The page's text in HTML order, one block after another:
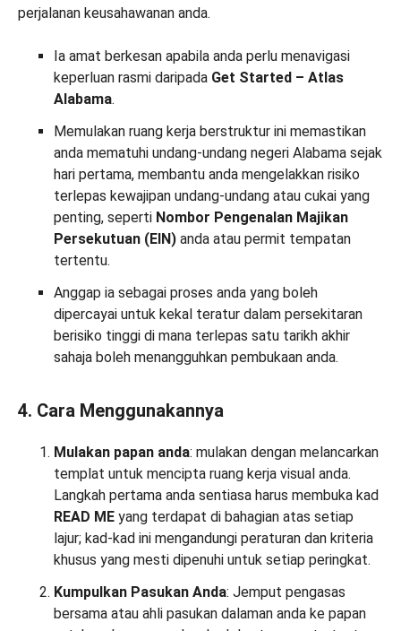
perjalanan keusahawanan anda.
Ia amat berkesan apabila anda perlu menavigasi
keperluan rasmi daripada Get Started – Atlas
Alabama.
Memulakan ruang kerja berstruktur ini memastikan
anda mematuhi undang-undang negeri Alabama sejak
hari pertama, membantu anda mengelakkan risiko
terlepas kewajipan undang-undang atau cukai yang
penting, seperti Nombor Pengenalan Majikan
Persekutuan (EIN) anda atau permit tempatan
tertentu.
Anggap ia sebagai proses anda yang boleh
dipercayai untuk kekal teratur dalam persekitaran
berisiko tinggi di mana terlepas satu tarikh akhir
sahaja boleh menangguhkan pembukaan anda.
4. Cara Menggunakannya
Mulakan papan anda: mulakan dengan melancarkan
templat untuk mencipta ruang kerja visual anda.
Langkah pertama anda sentiasa harus membuka kad
READ ME yang terdapat di bahagian atas setiap
lajur; kad-kad ini mengandungi peraturan dan kriteria
khusus yang mesti dipenuhi untuk setiap peringkat.
Kumpulkan Pasukan Anda: Jemput pengasas
bersama atau ahli pasukan dalaman anda ke papan